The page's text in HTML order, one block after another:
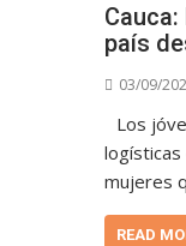
país
03/09/
Los
logísticas
mujeres
READ